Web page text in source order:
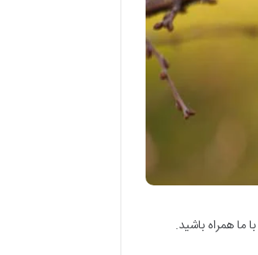
با ما همراه باشید.